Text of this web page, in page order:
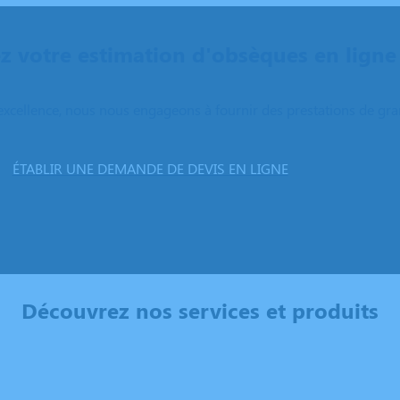
ÉTABLIR UNE DEMANDE DE DEVIS EN LIGNE
Découvrez nos services et produits